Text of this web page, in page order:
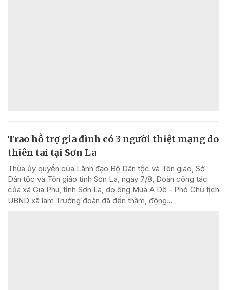
Trao hỗ trợ gia đình có 3 người thiệt mạng do
thiên tai tại Sơn La
Thừa ủy quyền của Lãnh đạo Bộ Dân tộc và Tôn giáo, Sở
Dân tộc và Tôn giáo tỉnh Sơn La, ngày 7/8, Đoàn công tác
của xã Gia Phù, tỉnh Sơn La, do ông Mùa A Dê - Phó Chủ tịch
UBND xã làm Trưởng đoàn đã đến thăm, động...